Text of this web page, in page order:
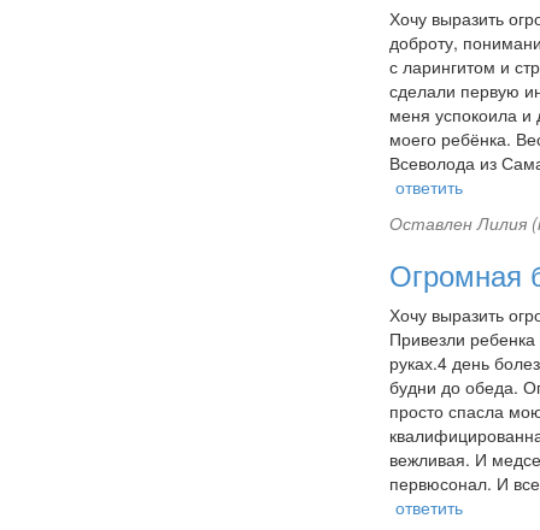
Хочу выразить
доброту,
с ларингитом и
сделали первую
меня успокоила и
моего ребёнка.
Всеволода из
ответить
ОставленЛилия
Огромная
Хочу выразить
Привезли
руках.4 день
будни до обеда.
просто спасла
вежливая. И
первюсонал. И
ответить